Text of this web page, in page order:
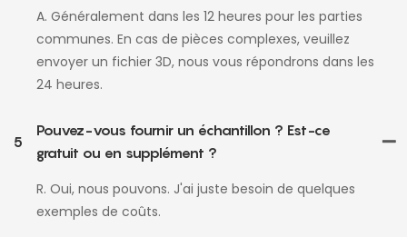
A. Généralement dans les 12 heures pour les parties
communes. En cas de pièces complexes, veuillez
envoyer un fichier 3D, nous vous répondrons dans les
24 heures.
5
Pouvez-vous fournir un échantillon ? Est-ce
gratuit ou en supplément ?
R. Oui, nous pouvons. J'ai juste besoin de quelques
exemples de coûts.